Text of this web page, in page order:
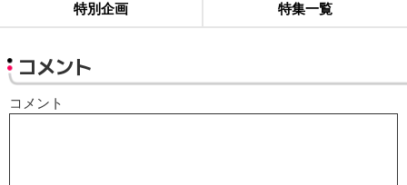
特別企画 特集一覧
コメント
コメント